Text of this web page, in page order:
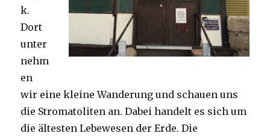
k.
Dort
unter
nehm
en
wir eine kleine Wanderung und schauen uns
die Stromatoliten an. Dabei handelt es sich um
die ältesten Lebewesen der Erde. Die